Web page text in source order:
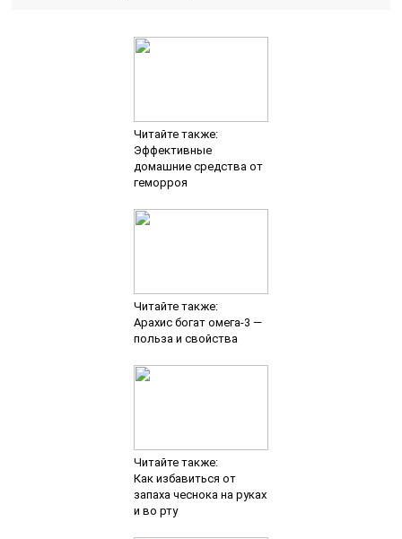
Читайте также:
Эффективные
домашние средства от
геморроя
Читайте также:
Арахис богат омега-3 —
польза и свойства
Читайте также:
Как избавиться от
запаха чеснока на руках
и во рту